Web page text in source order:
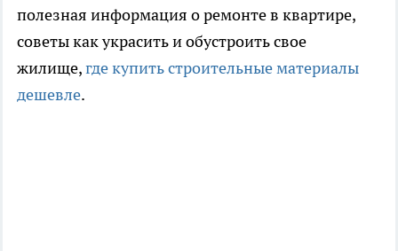
полезная информация о ремонте в квартире,
советы как украсить и обустроить свое
жилище,где купить строительные материалы
дешевле.